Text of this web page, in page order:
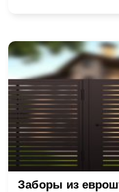
Заборы из